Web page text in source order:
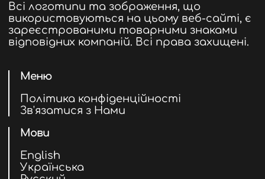
Всі логотипи та зображення, що
використовуються на цьому веб-сайті, є
зареєстрованими товарними знаками
відповідних компаній. Всі права захищені.
Меню
Політика конфіденційності
Зв'язатися з Нами
Мови
English
Українська